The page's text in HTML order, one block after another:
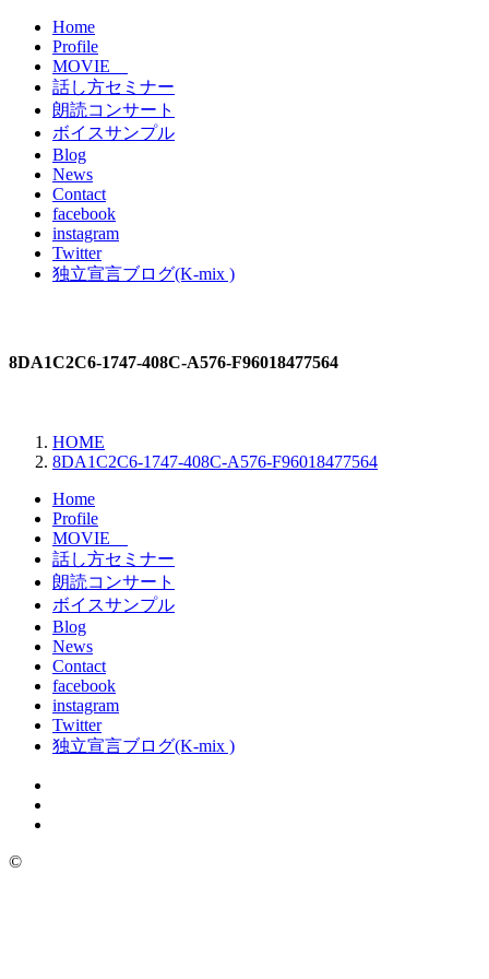
Home
Profile
MOVIE
話し方セミナー
朗読コンサート
ボイスサンプル
Blog
News
Contact
facebook
instagram
Twitter
独立宣言ブログ(K-mix )
8DA1C2C6-1747-408C-A576-F96018477564
HOME
8DA1C2C6-1747-408C-A576-F96018477564
Home
Profile
MOVIE
話し方セミナー
朗読コンサート
ボイスサンプル
Blog
News
Contact
facebook
instagram
Twitter
独立宣言ブログ(K-mix )
©